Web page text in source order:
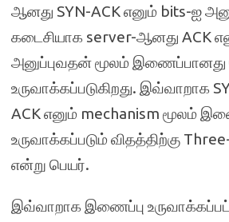
ஆனது SYN-ACK எனும் bits-ஐ
கடைசியாக server-ஆனது ACK
அனுப்புவதன் மூலம் இணைப்பானது
உருவாக்கப்படுகிறது. இவ்வாறாக
ACK எனும் mechanism மூலம்
உருவாக்கப்படும் விதத்திற்கு
என்று பெயர்.
இவ்வாறாக இணைப்பு